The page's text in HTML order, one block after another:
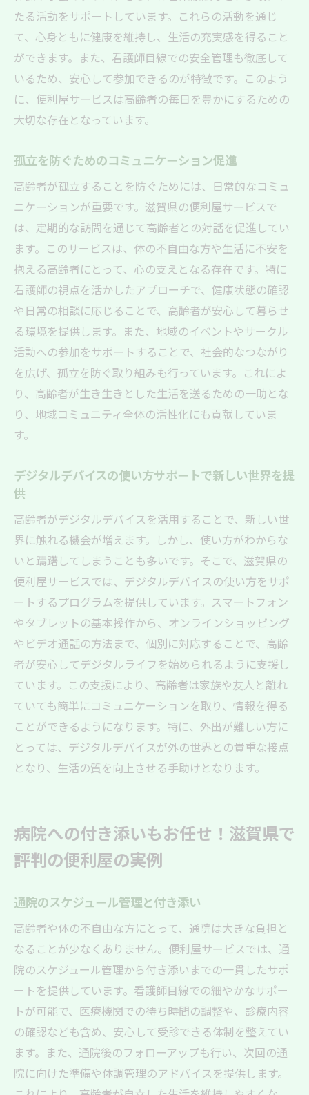
たる活動をサポートしています。これらの活動を通じ
て、心身ともに健康を維持し、生活の充実感を得ること
ができます。また、看護師目線での安全管理も徹底して
いるため、安心して参加できるのが特徴です。このよう
に、便利屋サービスは高齢者の毎日を豊かにするための
大切な存在となっています。
孤立を防ぐためのコミュニケーション促進
高齢者が孤立することを防ぐためには、日常的なコミュ
ニケーションが重要です。滋賀県の便利屋サービスで
は、定期的な訪問を通じて高齢者との対話を促進してい
ます。このサービスは、体の不自由な方や生活に不安を
抱える高齢者にとって、心の支えとなる存在です。特に
看護師の視点を活かしたアプローチで、健康状態の確認
や日常の相談に応じることで、高齢者が安心して暮らせ
る環境を提供します。また、地域のイベントやサークル
活動への参加をサポートすることで、社会的なつながり
を広げ、孤立を防ぐ取り組みも行っています。これによ
り、高齢者が生き生きとした生活を送るための一助とな
り、地域コミュニティ全体の活性化にも貢献していま
す。
デジタルデバイスの使い方サポートで新しい世界を提
供
高齢者がデジタルデバイスを活用することで、新しい世
界に触れる機会が増えます。しかし、使い方がわからな
いと躊躇してしまうことも多いです。そこで、滋賀県の
便利屋サービスでは、デジタルデバイスの使い方をサポ
ートするプログラムを提供しています。スマートフォン
やタブレットの基本操作から、オンラインショッピング
やビデオ通話の方法まで、個別に対応することで、高齢
者が安心してデジタルライフを始められるように支援し
ています。この支援により、高齢者は家族や友人と離れ
ていても簡単にコミュニケーションを取り、情報を得る
ことができるようになります。特に、外出が難しい方に
とっては、デジタルデバイスが外の世界との貴重な接点
となり、生活の質を向上させる手助けとなります。
病院への付き添いもお任せ！滋賀県で
評判の便利屋の実例
通院のスケジュール管理と付き添い
高齢者や体の不自由な方にとって、通院は大きな負担と
なることが少なくありません。便利屋サービスでは、通
院のスケジュール管理から付き添いまでの一貫したサポ
ートを提供しています。看護師目線での細やかなサポー
トが可能で、医療機関での待ち時間の調整や、診療内容
の確認なども含め、安心して受診できる体制を整えてい
ます。また、通院後のフォローアップも行い、次回の通
院に向けた準備や体調管理のアドバイスを提供します。